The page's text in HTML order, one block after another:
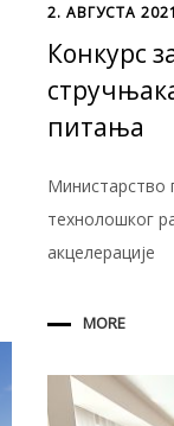
2. АВГУСТА
Конкурс
питања
Министарство
технолошког
акцелерације
MORE